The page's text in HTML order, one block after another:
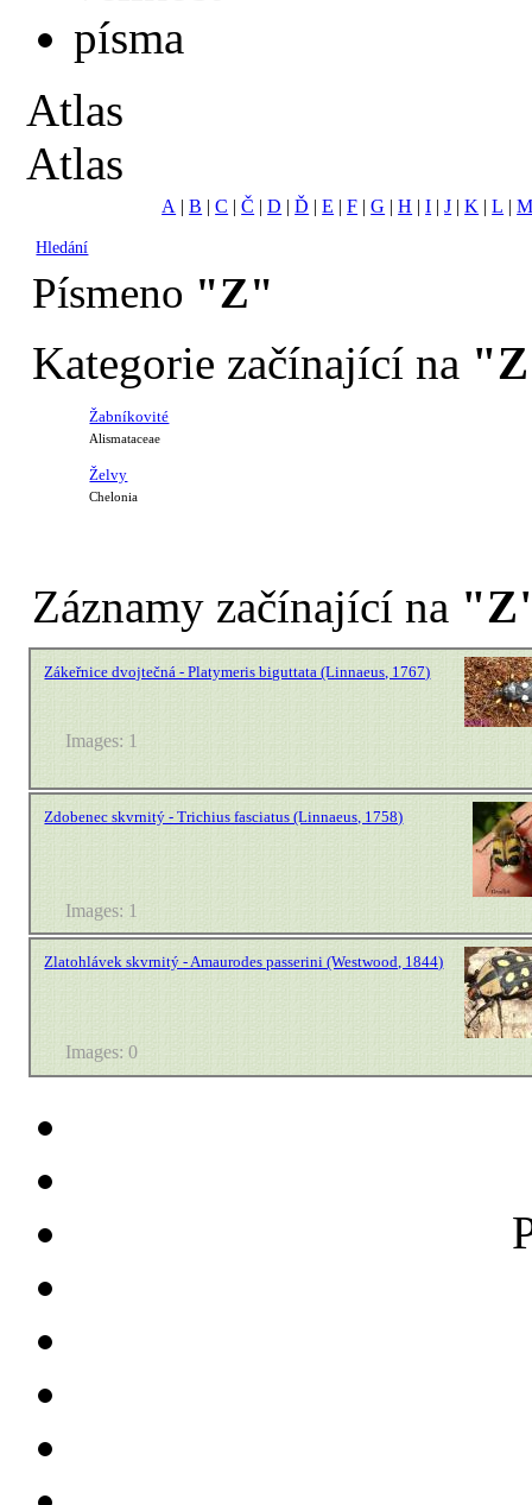
Atlas
Atlas
A |B |C |Č |D |Ď |E |F |G |H |I |J |K |L |
Hledání
Písmeno "Z"
Kategorie začínající na
Žabníkovité
Alismataceae
Želvy
Chelonia
Záznamy začínající na
Zákeřnice dvojtečná - Platymeris biguttata (Linnaeus, 1767)
Images: 1
Zdobenec skvrnitý - Trichius fasciatus (Linnaeus, 1758)
Images: 1
Zlatohlávek skvrnitý - Amaurodes passerini (Westwood, 1844)
Images: 0